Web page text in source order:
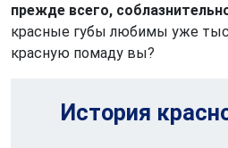
прежде всего,
красные губы любимы уже
красную помаду вы?
История